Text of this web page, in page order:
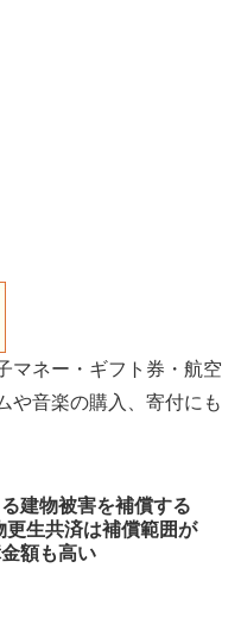
マネー・ギフト券・航空
や音楽の購入、寄付にも
建物被害を補償する
更生共済は補償範囲が
額も高い